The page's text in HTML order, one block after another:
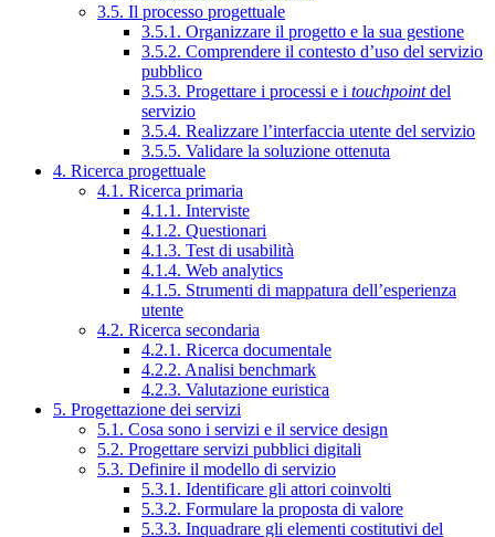
3.5. Il processo progettuale
3.5.1. Organizzare il progetto e la sua gestione
3.5.2. Comprendere il contesto d’uso del servizio
pubblico
3.5.3. Progettare i processi e i touchpointdel
servizio
3.5.4. Realizzare l’interfaccia utente del servizio
3.5.5. Validare la soluzione ottenuta
4. Ricerca progettuale
4.1. Ricerca primaria
4.1.1. Interviste
4.1.2. Questionari
4.1.3. Test di usabilità
4.1.4. Web analytics
4.1.5. Strumenti di mappatura dell’esperienza
utente
4.2. Ricerca secondaria
4.2.1. Ricerca documentale
4.2.2. Analisi benchmark
4.2.3. Valutazione euristica
5. Progettazione dei servizi
5.1. Cosa sono i servizi e il service design
5.2. Progettare servizi pubblici digitali
5.3. Definire il modello di servizio
5.3.1. Identificare gli attori coinvolti
5.3.2. Formulare la proposta di valore
5.3.3. Inquadrare gli elementi costitutivi del